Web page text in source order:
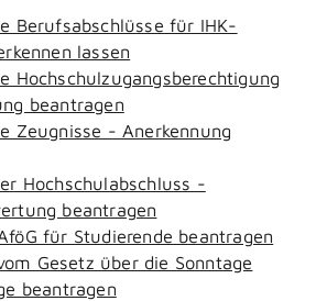
Berufsabschlüsse für IHK-
lassen
Hochschulzugangsberechtigung
beantragen
Zeugnisse - Anerkennung
Hochschulabschluss -
beantragen
für Studierende beantragen
Gesetz über die Sonntage
beantragen